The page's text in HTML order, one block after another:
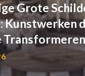
Grote
Kunstwerken